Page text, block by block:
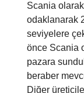
Scania
odaklanarak
seviyelere
önce Scania
pazara
beraber
Diğer